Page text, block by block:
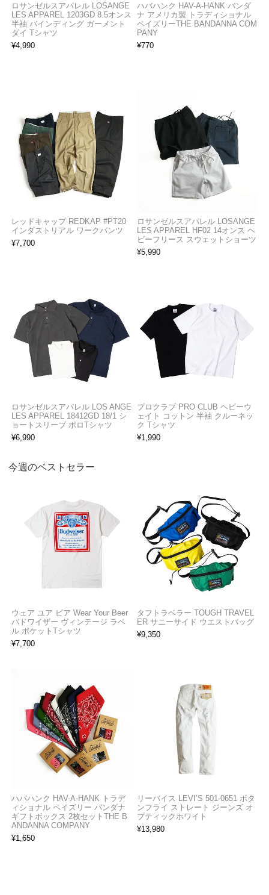
ロサンゼルスアパレル LOSANGE
LES APPAREL 1203GD 8.5オンス
半袖 バインディング ガーメント
ダイ Tシャツ
¥4,990
ハバハンク HAV-A-HANK バンダ
ナ アメリカ製 トラディショナル
ペイズリーTHE BANDANNA COM
PANY
¥770
レッドキャップ REDKAP #PT20
インダストリアル ワークパンツ
¥7,700
ロサンゼルスアパレル LOSANGE
LES APPAREL HF02 14オンス ヘ
ビーフリース スウェットショーツ
¥5,990
ロサンゼルスアパレル LOS ANGE
LES APPAREL 18412GD 18/1 シ
ョートスリーブ ポロTシャツ
¥6,990
プロクラブ PRO CLUB ヘビーウ
ェイト コットン 半袖 クルーネッ
ク Tシャツ
¥1,990
今週のベストセラー
ウェア ユア ビア Wear Your Beer
バドワイザー ヴィンテージ ラベ
ル ポケットTシャツ
¥7,700
タフトラベラー TOUGH TRAVEL
ER サニーサイド ウエストバッグ
¥9,350
ハバハンク HAV-A-HANK トラデ
ィショナル ペイズリー バンダナ
ギフトボックス 2枚セットTHE B
ANDANNA COMPANY
¥1,650
リーバイス LEVI’S 501-0651 ボタ
ンフライ ストレート ジーンズ オ
プティックホワイト
¥13,980